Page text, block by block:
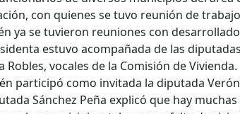
con quienes se tuvo reunión de
ya se tuvieron reuniones con
estuvo acompañada de las
Robles, vocales de la Comisión de Vivienda.
participó como invitada la diputada
Sánchez Peña explicó que hay